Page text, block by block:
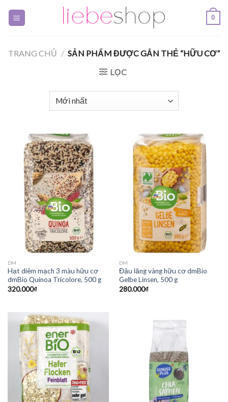
0
TRANG CHỦ / SẢN PHẨM ĐƯỢC GẮN THẺ “HỮU CƠ”
LỌC
DM
Hạt diêm mạch 3 màu hữu cơ
dmBio Quinoa Tricolore, 500 g
320.000₫
DM
Đậu lăng vàng hữu cơ dmBio
Gelbe Linsen, 500 g
280.000₫